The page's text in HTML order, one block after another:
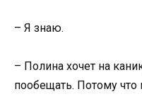
– Я знаю.
– Полина хочет на
пообещать. Потому